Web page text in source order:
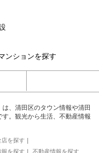
ンションを探す
、清田区のタウン情報や清田
。観光から生活、不動産情報
を探す ｜
を探す ｜ 不動産情報を探す